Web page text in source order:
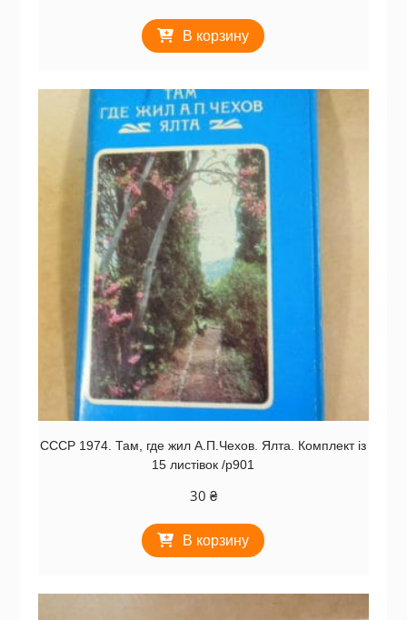
В корзину
СССР 1974. Там, где жил А.П.Чехов. Ялта. Комплект із
15 листівок /р901
30 ₴
В корзину